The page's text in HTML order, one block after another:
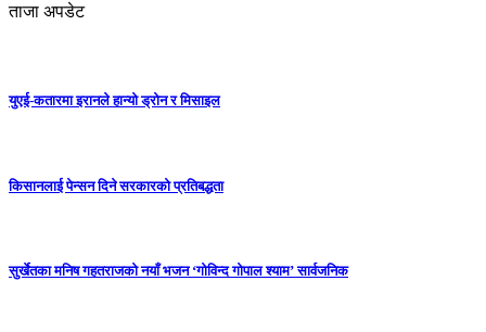
ताजा अपडेट
युएई-कतारमा इरानले हान्यो ड्रोन र मिसाइल
किसानलाई पेन्सन दिने सरकारको प्रतिबद्धता
सुर्खेतका मनिष गहतराजको नयाँ भजन ‘गोविन्द गोपाल श्याम’ सार्वजनिक